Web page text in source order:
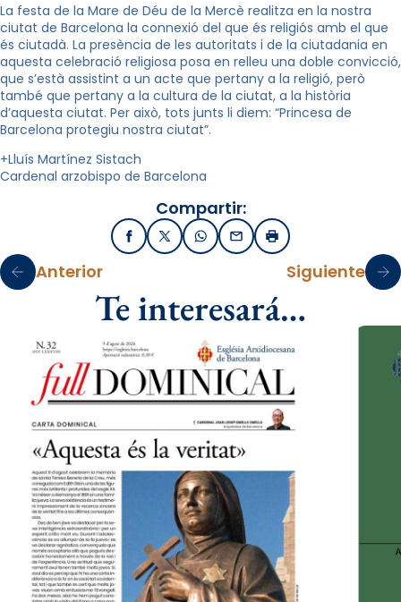
La festa de la Mare de Déu de la Mercè realitza en la nostra
ciutat de Barcelona la connexió del que és religiós amb el que
és ciutadà. La presència de les autoritats i de la ciutadania en
aquesta celebració religiosa posa en relleu una doble convicció,
que s’està assistint a un acte que pertany a la religió, però
també que pertany a la cultura de la ciutat, a la història
d’aquesta ciutat. Per això, tots junts li diem: “Princesa de
Barcelona protegiu nostra ciutat”.
+Lluís Martínez Sistach
Cardenal arzobispo de Barcelona
Compartir:
FacebookX / TwitterWhatsApp
EmailImprimir
Anterior Siguiente
Te interesará…